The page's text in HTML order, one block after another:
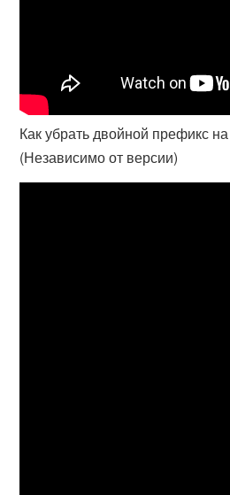
Как убрать двойной префикс
(Независимо от версии)